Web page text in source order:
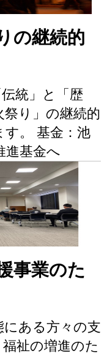
の継続的
統」と「歴
り」の継続的
。 基金：池
進基金へ
事業のた
ある方々の支
祉の増進のた